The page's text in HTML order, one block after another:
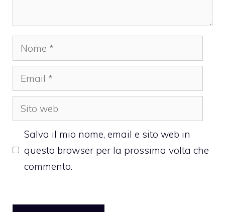
Nome
Email
Sito
web
Salva il mio nome, email e sito web in
questo browser per la prossima volta che
commento.